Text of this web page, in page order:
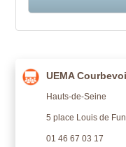
UEMA
Hauts-de-Seine
5 place Louis de
01 46 67 03 17